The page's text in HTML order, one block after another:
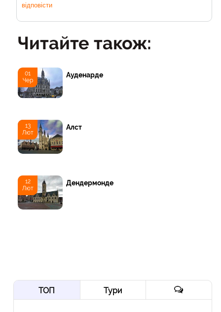
відповісти
Читайте також:
01
Чер
Ауденарде
13
Лют
Алст
12
Лют
Дендермонде
ТОП Тури